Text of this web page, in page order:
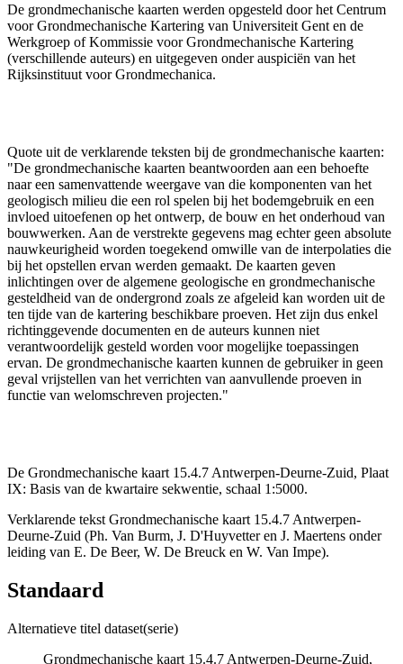
De grondmechanische kaarten werden opgesteld door het Centrum
voor Grondmechanische Kartering van Universiteit Gent en de
Werkgroep of Kommissie voor Grondmechanische Kartering
(verschillende auteurs) en uitgegeven onder auspiciën van het
Rijksinstituut voor Grondmechanica.
Quote uit de verklarende teksten bij de grondmechanische kaarten:
"De grondmechanische kaarten beantwoorden aan een behoefte
naar een samenvattende weergave van die komponenten van het
geologisch milieu die een rol spelen bij het bodemgebruik en een
invloed uitoefenen op het ontwerp, de bouw en het onderhoud van
bouwwerken. Aan de verstrekte gegevens mag echter geen absolute
nauwkeurigheid worden toegekend omwille van de interpolaties die
bij het opstellen ervan werden gemaakt. De kaarten geven
inlichtingen over de algemene geologische en grondmechanische
gesteldheid van de ondergrond zoals ze afgeleid kan worden uit de
ten tijde van de kartering beschikbare proeven. Het zijn dus enkel
richtinggevende documenten en de auteurs kunnen niet
verantwoordelijk gesteld worden voor mogelijke toepassingen
ervan. De grondmechanische kaarten kunnen de gebruiker in geen
geval vrijstellen van het verrichten van aanvullende proeven in
functie van welomschreven projecten."
De Grondmechanische kaart 15.4.7 Antwerpen-Deurne-Zuid, Plaat
IX: Basis van de kwartaire sekwentie, schaal 1:5000.
Verklarende tekst Grondmechanische kaart 15.4.7 Antwerpen-
Deurne-Zuid (Ph. Van Burm, J. D'Huyvetter en J. Maertens onder
leiding van E. De Beer, W. De Breuck en W. Van Impe).
Standaard
Alternatieve titel dataset(serie)
Grondmechanische kaart 15.4.7 Antwerpen-Deurne-Zuid,